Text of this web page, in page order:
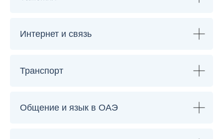
Интернет и связь
Транспорт
Общение и язык в ОАЭ